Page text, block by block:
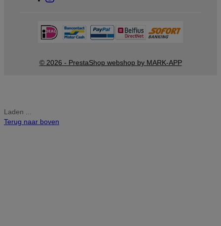
© 2026 - PrestaShop webshop by MARK-APP
Laden ...
Terug naar boven